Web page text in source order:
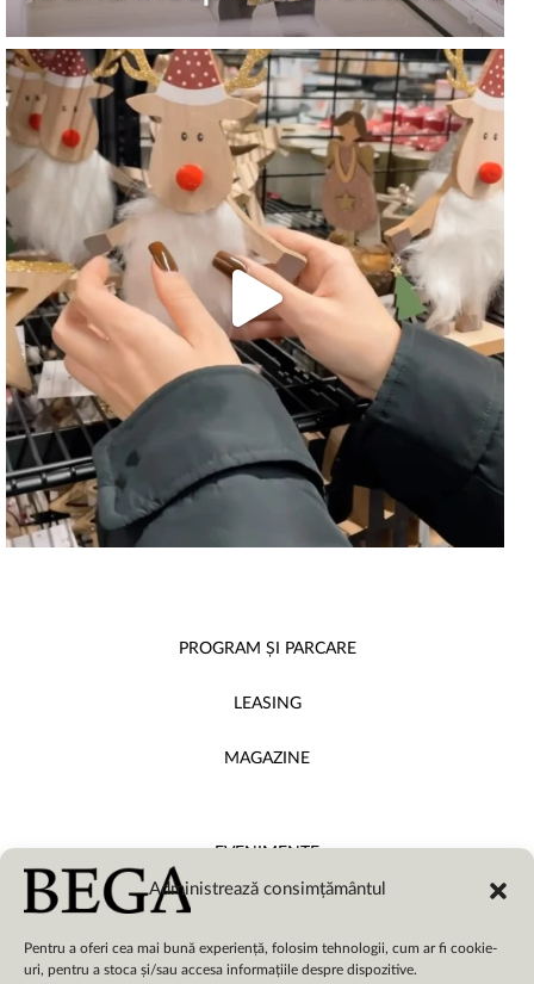
Administrează consimțământul
Pentru a oferi cea mai bună experiență, folosim tehnologii, cum ar fi cookie-
uri, pentru a stoca și/sau accesa informațiile despre dispozitive.
PROGRAM ȘI PARCARE
LEASING
MAGAZINE
EVENIMENTE